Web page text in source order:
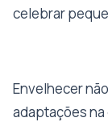
celebrar
Envelhecer
adaptações na